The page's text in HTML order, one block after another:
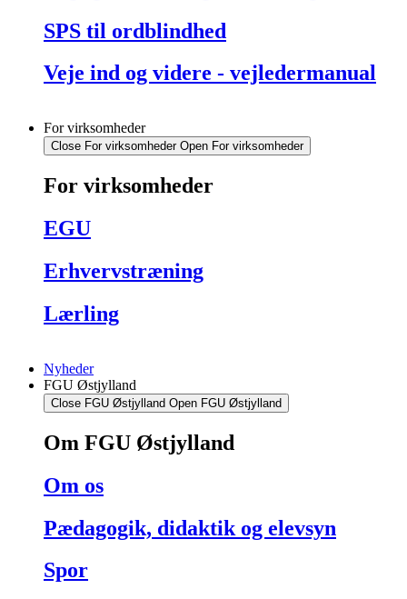
SPS til ordblindhed
Veje ind og videre - vejledermanual
For virksomheder
Close For virksomheder Open For virksomheder
For virksomheder
EGU
Erhvervstræning
Lærling
Nyheder
FGU Østjylland
Close FGU Østjylland Open FGU Østjylland
Om FGU Østjylland
Om os
Pædagogik, didaktik og elevsyn
Spor